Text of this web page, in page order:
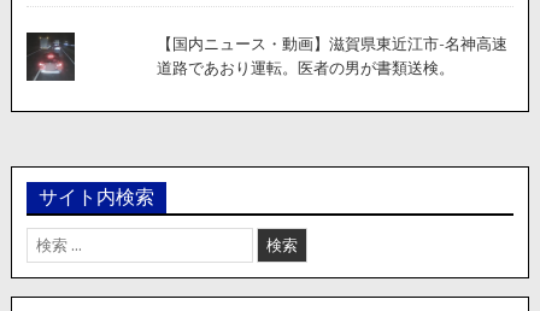
【国内ニュース・動画】滋賀県東近江市-名神高速
道路であおり運転。医者の男が書類送検。
サイト内検索
検
索: